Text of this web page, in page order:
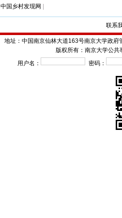
中国乡村发现网
联系
地址：中国南京仙林大道163号南京大学政
版权所有：南京大学公共
用户名：
密码：